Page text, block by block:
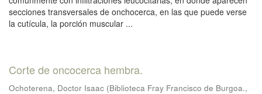
secciones transversales de onchocerca, en las que puede verse
la cutícula, la porción muscular ...
Corte de oncocerca hembra.
Ochoterena, Doctor Isaac (Biblioteca Fray Francisco de Burgoa.,